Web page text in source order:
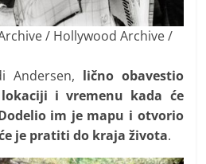
/ Hollywood Archive /
Andersen, lično obavestio
i vremenu kada će
im je mapu i otvorio
je pratiti do kraja života.